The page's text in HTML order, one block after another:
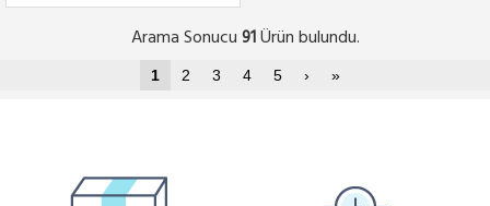
Arama Sonucu 91Ürün bulundu.
1 2 3 4 5 › »